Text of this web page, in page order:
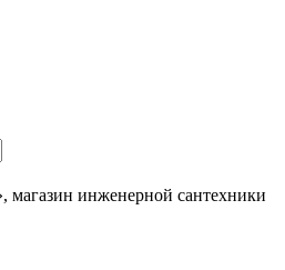
магазин инженерной сантехники